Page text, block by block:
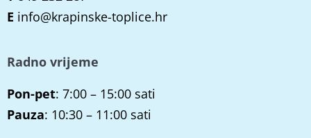
E info@krapinske-toplice.hr
Radno vrijeme
Pon-pet: 7:00 – 15:00 sati
Pauza: 10:30 – 11:00 sati